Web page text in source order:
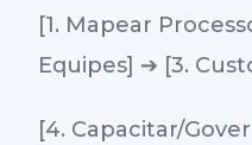
[1. Mapear
Equipes] ➔ [3.
[4. Capacitar/